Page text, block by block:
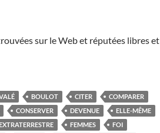
sur le Web et réputées libres et
BOULOT CITER
COMPARER
CONSERVER DEVENUE
ELLE-MÊME
FEMMES
FOI